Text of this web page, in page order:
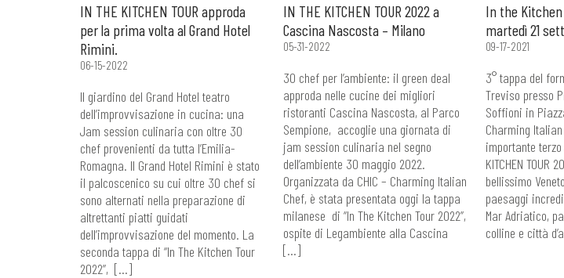
IN THE KITCHEN TOUR approda
per la prima volta al Grand Hotel
Rimini.
06-15-2022
Il giardino del Grand Hotel teatro
dell’improvvisazione in cucina: una
Jam session culinaria con oltre 30
chef provenienti da tutta l’Emilia-
Romagna. Il Grand Hotel Rimini è stato
il palcoscenico su cui oltre 30 chef si
sono alternati nella preparazione di
altrettanti piatti guidati
dell’improvvisazione del momento. La
seconda tappa di “In The Kitchen Tour
2022”, […]
IN THE KITCHEN TOUR 2022 a
Cascina Nascosta – Milano
05-31-2022
30 chef per l’ambiente: il green deal
approda nelle cucine dei migliori
ristoranti Cascina Nascosta, al Parco
Sempione, accoglie una giornata di
jam session culinaria nel segno
dell’ambiente 30 maggio 2022.
Organizzata da CHIC – Charming Italian
Chef, è stata presentata oggi la tappa
milanese di “In The Kitchen Tour 2022”,
ospite di Legambiente alla Cascina
[…]
In the
martedì 21
09-17-2021
3° tappa del
Treviso presso
Soffioni in
Charming
importante terzo
KITCHEN TOUR
bellissimo
paesaggi
Mar Adriatico,
colline e città